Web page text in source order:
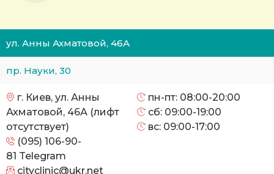
ул. Анны Ахматовой, 46А
г. Киев, ул. Анны
Ахматовой, 46А (лифт
отсутствует)
(095) 106-90-
81 Telegram
cityclinic@ukr.net
пн-пт: 08:00-20:00
сб: 09:00-19:00
вс: 09:00-17:00
пр. Науки, 30